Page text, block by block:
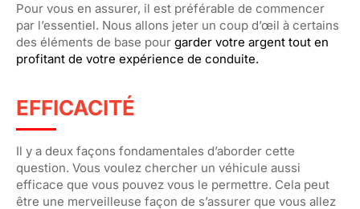
Pour vous en assurer, il est préférable de commencer
par l’essentiel. Nous allons jeter un coup d’œil à certains
des éléments de base pour garder votre argent tout en
profitant de votre expérience de conduite.
EFFICACITÉ
Il y a deux façons fondamentales d’aborder cette
question. Vous voulez chercher un véhicule aussi
efficace que vous pouvez vous le permettre. Cela peut
être une merveilleuse façon de s’assurer que vous allez